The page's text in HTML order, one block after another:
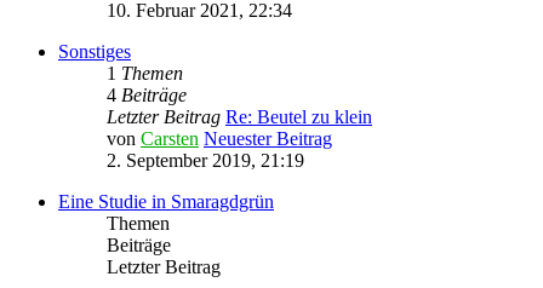
10. Februar 2021, 22:34
Sonstiges
1 Themen
4 Beiträge
Letzter Beitrag Re: Beutel zu klein
von Carsten Neuester Beitrag
2. September 2019, 21:19
Eine Studie in Smaragdgrün
Themen
Beiträge
Letzter Beitrag